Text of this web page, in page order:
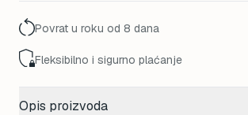
Povrat u roku od 8 dana
Fleksibilno i sigurno plaćanje
Opis proizvoda